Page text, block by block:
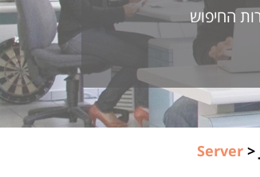
החיפוש
Server >